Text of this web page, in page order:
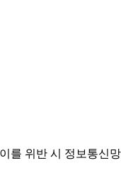
이를 위반 시 정보통신